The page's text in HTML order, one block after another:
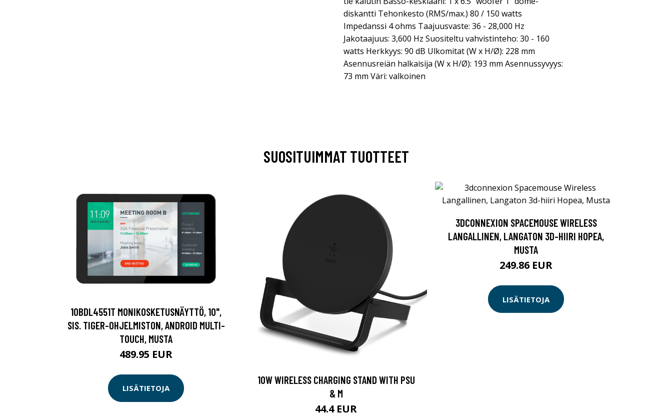
diskantti Tehonkesto (RMS/max.) 80 / 150 watts
Impedanssi 4 ohms Taajuusvaste: 36 - 28,000 Hz
Jakotaajuus: 3,600 Hz Suositeltu vahvistinteho: 30 - 160
watts Herkkyys: 90 dB Ulkomitat (W x H/Ø): 228 mm
Asennusreiän halkaisija (W x H/Ø): 193 mm Asennussyvyys:
73 mm Väri: valkoinen
SUOSITUIMMAT TUOTTEET
10BDL4551T MONIKOSKETUSNÄYTTÖ, 10",
SIS. TIGER-OHJELMISTON, ANDROID MULTI-
TOUCH, MUSTA
489.95 EUR
LISÄTIETOJA
10W WIRELESS CHARGING STAND WITH PSU
& M
44.4 EUR
3DCONNEXION SPACEMOUSE WIRELESS
LANGALLINEN, LANGATON 3D-HIIRI HOPEA,
MUSTA
249.86 EUR
LISÄTIETOJA